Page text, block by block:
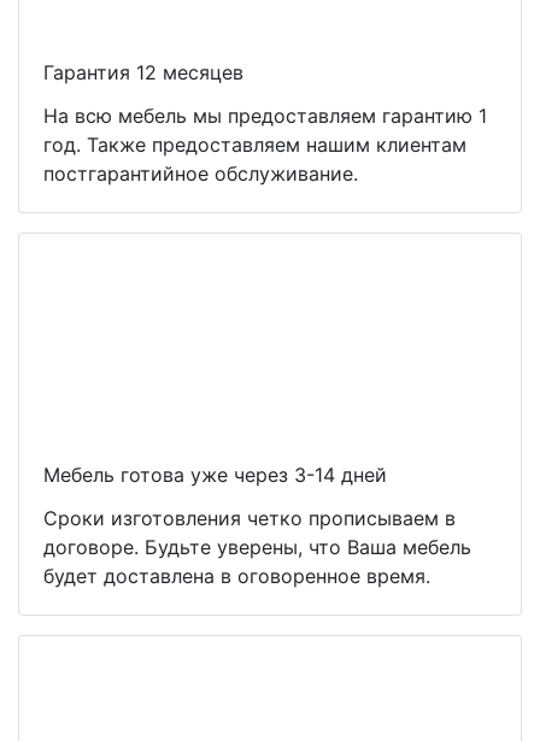
Гарантия 12 месяцев
На всю мебель мы предоставляем гарантию 1
год. Также предоставляем нашим клиентам
постгарантийное обслуживание.
Мебель готова уже через 3-14 дней
Сроки изготовления четко прописываем в
договоре. Будьте уверены, что Ваша мебель
будет доставлена в оговоренное время.